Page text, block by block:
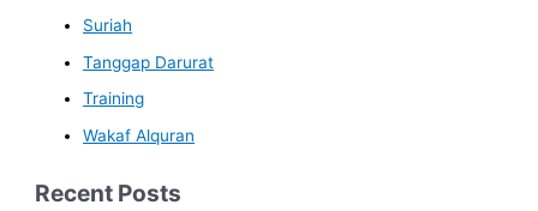
Suriah
Tanggap Darurat
Training
Wakaf Alquran
Recent Posts